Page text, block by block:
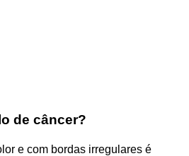
de câncer?
e com bordas irregulares é